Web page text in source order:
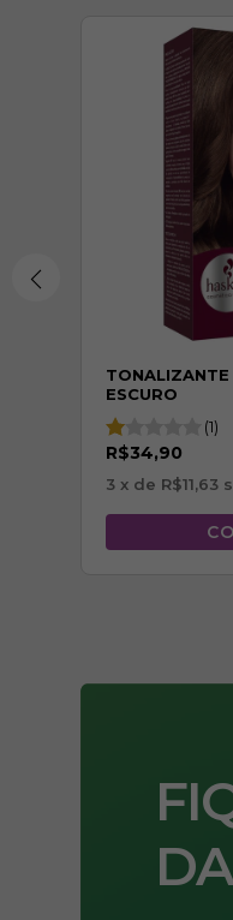
ESCURO
(1)
R$34,90
3 x de R$11,63